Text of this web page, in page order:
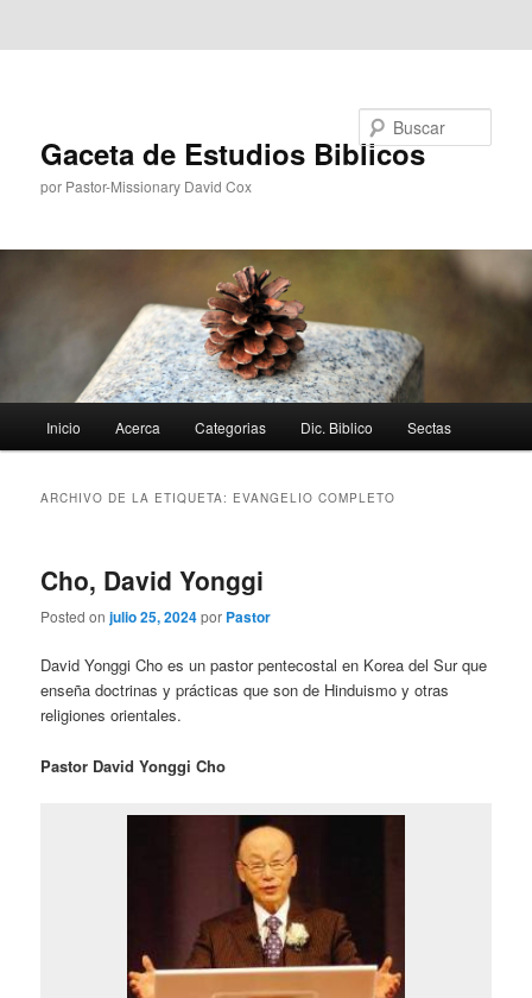
Gaceta de Estudios Biblicos
por Pastor-Missionary David Cox
principal
Inicio Acerca Categorias Dic. Biblico Sectas
ARCHIVO DE LA ETIQUETA: EVANGELIO COMPLETO
Cho, David Yonggi
Posted onjulio 25, 2024por Pastor
David Yonggi Cho es un pastor pentecostal en Korea del Sur que
enseña doctrinas y prácticas que son de Hinduismo y otras
religiones orientales.
Pastor David Yonggi Cho